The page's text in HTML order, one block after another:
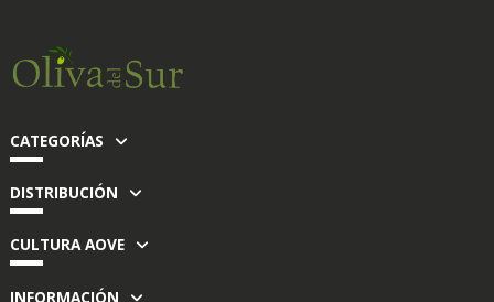
CATEGORÍAS
DISTRIBUCIÓN
CULTURA AOVE
INFORMACIÓN